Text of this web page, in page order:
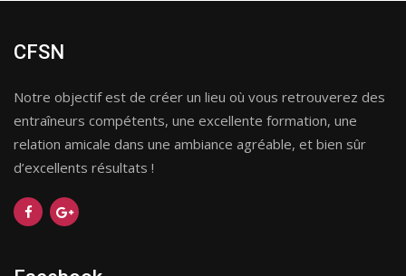
CFSN
Notre objectif est de créer un lieu où vous retrouverez des
entraîneurs compétents, une excellente formation, une
relation amicale dans une ambiance agréable, et bien sûr
d’excellents résultats !